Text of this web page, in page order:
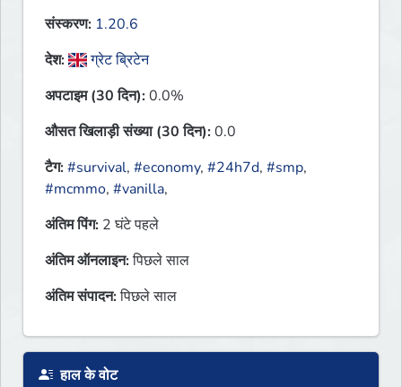
संस्करण: 1.20.6
देश:
ग्रेट ब्रिटेन
अपटाइम (30 दिन):0.0%
औसत खिलाड़ी संख्या (30 दिन):0.0
टैग:#survival, #economy, #24h7d, #smp,
#mcmmo, #vanilla,
अंतिम पिंग: 2 घंटे पहले
अंतिम ऑनलाइन:पिछले साल
अंतिम संपादन:पिछले साल
हाल के वोट